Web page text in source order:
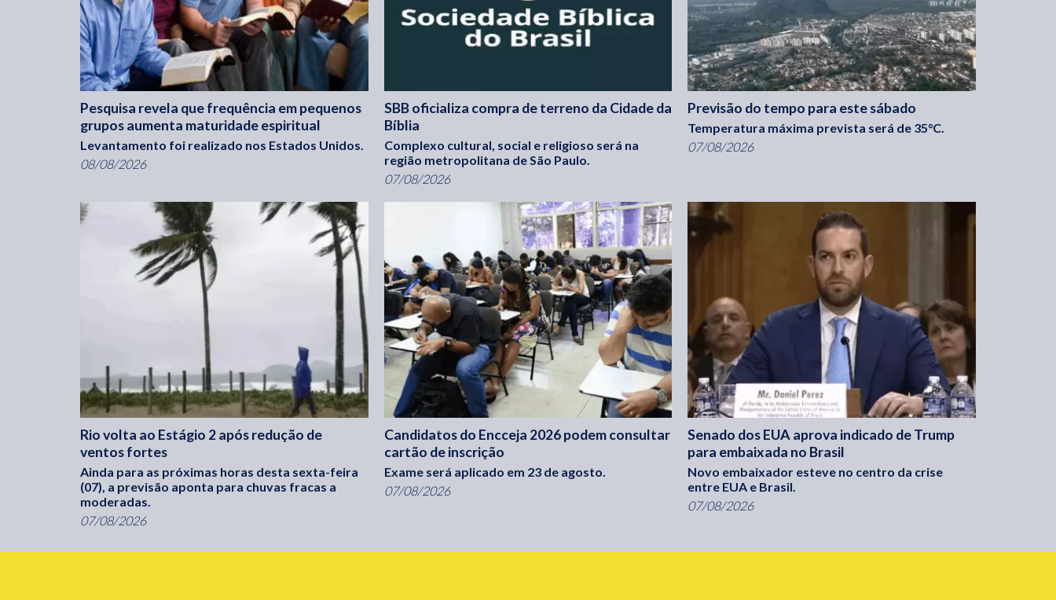
Pesquisa revela que frequência em pequenos
grupos aumenta maturidade espiritual
Levantamento foi realizado nos Estados Unidos.
08/08/2026
SBB oficializa compra de terreno da Cidade da
Bíblia
Complexo cultural, social e religioso será na
região metropolitana de São Paulo.
07/08/2026
Previsão do tempo para este sábado
Temperatura máxima prevista será de 35°C.
07/08/2026
Rio volta ao Estágio 2 após redução de
ventos fortes
Ainda para as próximas horas desta sexta-feira
(07), a previsão aponta para chuvas fracas a
moderadas.
07/08/2026
Candidatos do Encceja 2026 podem consultar
cartão de inscrição
Exame será aplicado em 23 de agosto.
07/08/2026
Senado dos EUA aprova indicado de Trump
para embaixada no Brasil
Novo embaixador esteve no centro da crise
entre EUA e Brasil.
07/08/2026